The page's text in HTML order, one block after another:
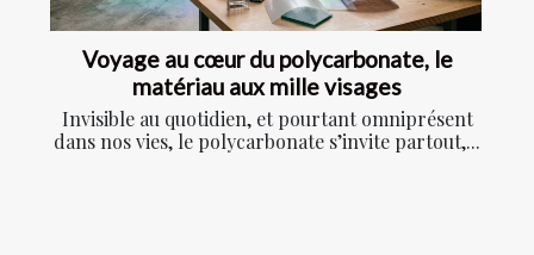
Voyage au cœur du polycarbonate, le
matériau aux mille visages
Invisible au quotidien, et pourtant omniprésent
dans nos vies, le polycarbonate s’invite partout,...